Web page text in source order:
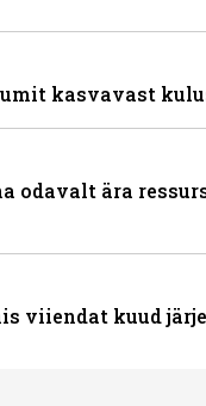
kasvavast
odavalt ära
viiendat kuud